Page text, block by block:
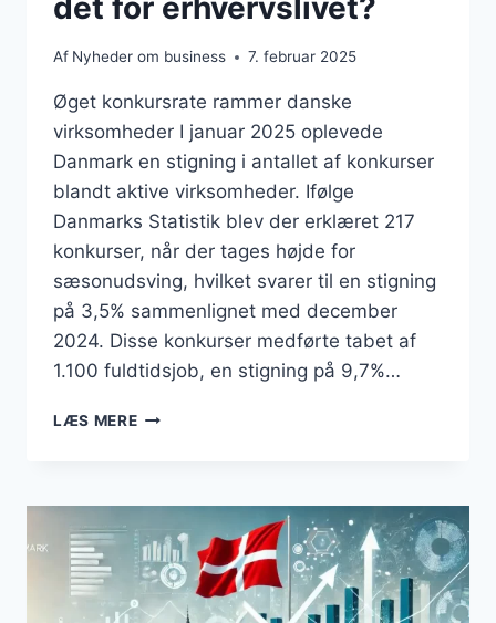
Af Nyheder om business 7. februar 2025
Øget konkursrate rammer danske
virksomheder I januar 2025 oplevede
Danmark en stigning i antallet af konkurser
blandt aktive virksomheder. Ifølge
Danmarks Statistik blev der erklæret 217
konkurser, når der tages højde for
sæsonudsving, hvilket svarer til en stigning
på 3,5% sammenlignet med december
2024. Disse konkurser medførte tabet af
1.100 fuldtidsjob, en stigning på 9,7%…
LÆS MEREFLERE
HVAD
BETYDER
DET
FOR
ERHVERVSLIVET?